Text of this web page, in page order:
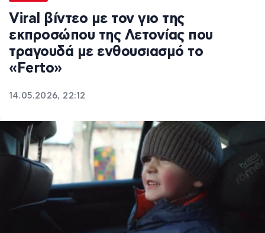
Viral βίντεο με τον γιο της
εκπροσώπου της Λετονίας που
τραγουδά με ενθουσιασμό το
«Ferto»
14.05.2026, 22:12